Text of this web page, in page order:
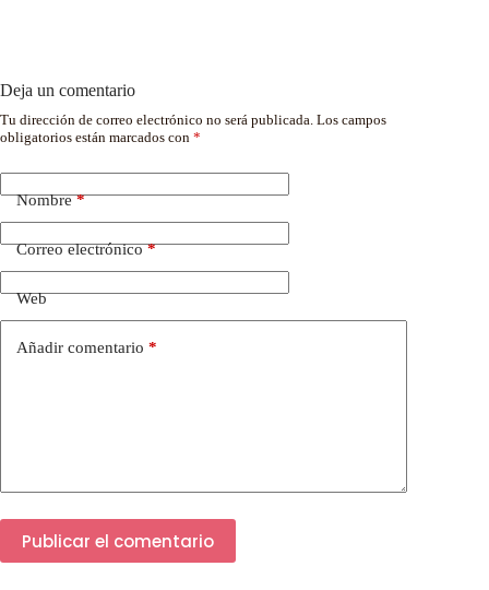
Deja un comentario
Tu dirección de correo electrónico no será publicada. Los campos
obligatorios están marcados con *
Nombre*
Correo electrónico*
Web
Añadir comentario *
Publicar el comentario